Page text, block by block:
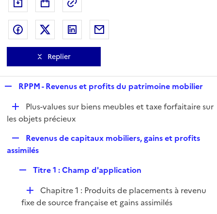
Exporter le document au format pdf
Partager sur Facebook
Partager sur Twitter
Partager sur LinkedIn
Replier
p
l
r
RPPM - Revenus et profits du patrimoine mobilier
D
é
i
Plus-values sur biens meubles et taxe forfaitaire sur
les objets précieux
e
l
r
Revenus de capitaux mobiliers, gains et profits
assimilés
p
l
Titre 1 : Champ d'application
D
é
Chapitre 1 : Produits de placements à revenu
fixe de source française et gains assimilés